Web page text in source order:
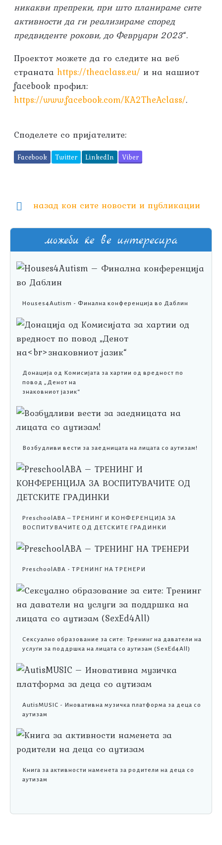
никакви препреки, при што планираме сите
активности да ги реализираме според
предвиденте рокови, до Февруари 2023“.
Проектот можете да го следите на веб
страната https://theaclass.eu/ и на нашиот
facebook профил:
https://www.facebook.com/KA2TheAclass/.
Споделете со пријателите:
Facebook Twitter LinkedIn Viber
назад кон сите новости и публикации
можеби ќе ве интересира
Houses4Autism - Финална конференција во Даблин
Донација од Комисијата за хартии од вредност по
повод „Денот на
знаковниот јазик“
Возбудливи вести за заедницата на лицата со аутизам!
PreschoolABA – ТРЕНИНГ И КОНФЕРЕНЦИЈА ЗА
ВОСПИТУВАЧИТЕ ОД ДЕТСКИТЕ ГРАДИНКИ
PreschoolABA - ТРЕНИНГ НА ТРЕНЕРИ
Сексуално образование за сите: Тренинг на даватели на
услуги за поддршка на лицата со аутизам (SexEd4All)
AutisMUSIC - Иновативна музичка платформа за деца со
аутизам
Книга за активности наменета за родители на деца со
аутизам